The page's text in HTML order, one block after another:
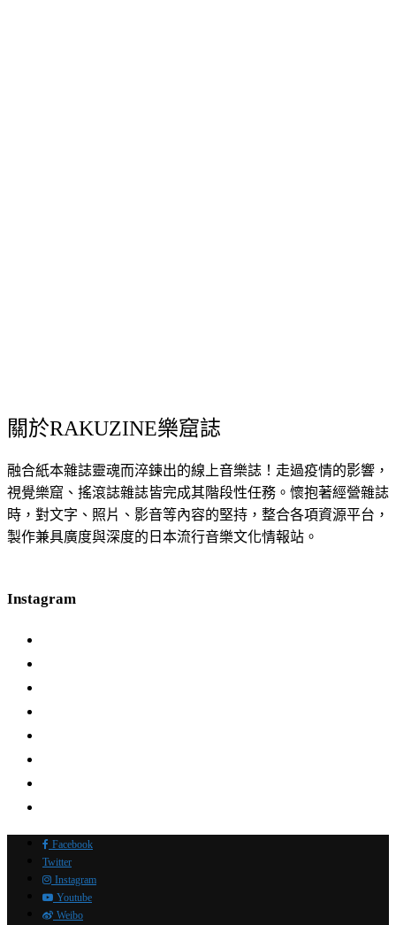
關於RAKUZINE樂窟誌
融合紙本雜誌靈魂而淬鍊出的線上音樂誌！走過疫情的影響，
視覺樂窟、搖滾誌雜誌皆完成其階段性任務。懷抱著經營雜誌
時，對文字、照片、影音等內容的堅持，整合各項資源平台，
製作兼具廣度與深度的日本流行音樂文化情報站。
Instagram
Facebook
Twitter
Instagram
Youtube
Weibo